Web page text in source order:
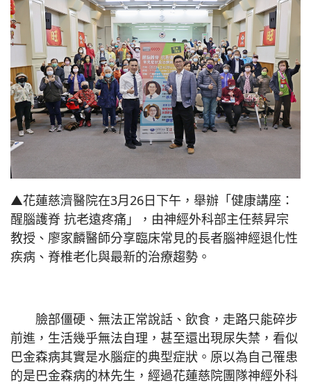
▲花蓮慈濟醫院在3月26日下午，舉辦「健康講座：
醒腦護脊 抗老遠疼痛」，由神經外科部主任蔡昇宗
教授、廖家麟醫師分享臨床常見的長者腦神經退化性
疾病、脊椎老化與最新的治療趨勢。
臉部僵硬、無法正常說話、飲食，走路只能碎步
前進，生活幾乎無法自理，甚至還出現尿失禁，看似
巴金森病其實是水腦症的典型症狀。原以為自己罹患
的是巴金森病的林先生，經過花蓮慈院團隊神經外科